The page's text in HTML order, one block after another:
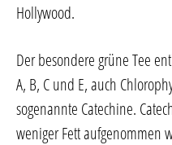
Hollywood.
Der besondere grüne Tee
A, B, C und E, auch
sogenannte Catechine.
weniger Fett aufgenommen